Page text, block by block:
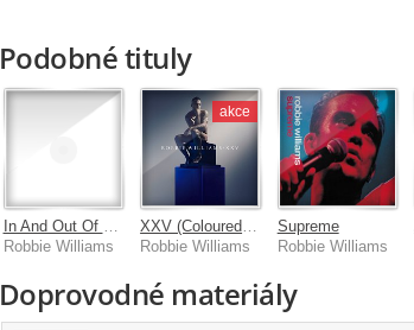
Podobné tituly
Robbie Williams
akce
Robbie Williams
Supreme
Robbie Williams
Doprovodné materiály